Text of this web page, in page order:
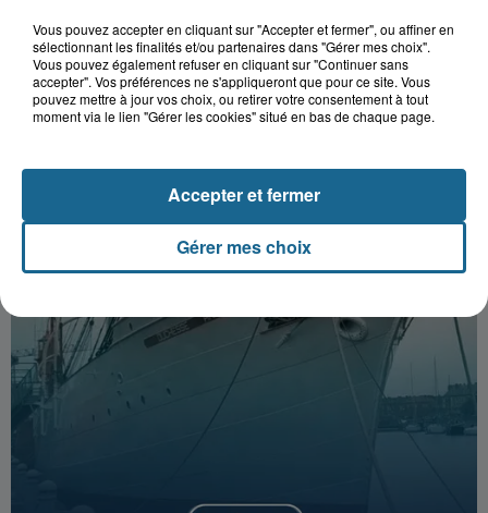
NOS AUTRES PODCASTS
Vous pouvez accepter en cliquant sur "Accepter et fermer", ou affiner en
sélectionnant les finalités et/ou partenaires dans "Gérer mes choix".
Vous pouvez également refuser en cliquant sur "Continuer sans
accepter". Vos préférences ne s'appliqueront que pour ce site. Vous
pouvez mettre à jour vos choix, ou retirer votre consentement à tout
moment via le lien "Gérer les cookies" situé en bas de chaque page.
Gérer mes choix
Accepter et fermer